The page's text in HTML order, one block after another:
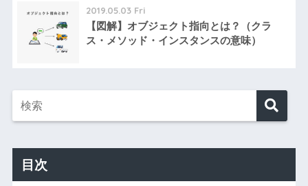
2019.05.03 Fri
【図解】オブジェクト指向とは？（クラ
ス・メソッド・インスタンスの意味）
目次